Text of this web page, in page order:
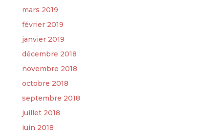
mars 2019
février 2019
janvier 2019
décembre 2018
novembre 2018
octobre 2018
septembre 2018
juillet 2018
juin 2018